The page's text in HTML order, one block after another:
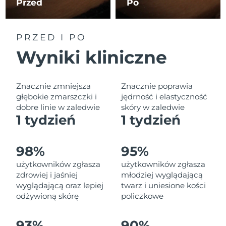
Przed Po
PRZED I PO
Wyniki kliniczne
Znacznie zmniejsza
głębokie zmarszczki i
dobre linie w zaledwie
1 tydzień
Znacznie poprawia
jędrność i elastyczność
skóry w zaledwie
1 tydzień
98%
użytkowników zgłasza
zdrowiej i jaśniej
wyglądającą oraz lepiej
odżywioną skórę
95%
użytkowników zgłasza
młodziej wyglądającą
twarz i uniesione kości
policzkowe
Liban
Oczekiwany czas dostawy
8/13/26
Litwa
Luksemburg
Oczekiwany czas dostawy
SRA Makau (Chiny)
Oczekiwany czas dostawy
Malezja
Oczekiwany czas dostawy
Malta
Oczekiwany czas dostawy
8/12/26
Meksyk
Oczekiwany czas dostawy
Monako